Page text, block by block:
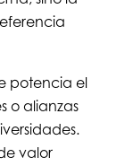
potencia el
o alianzas
valor